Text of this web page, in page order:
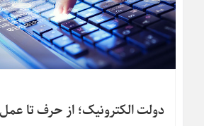
دولت الکترونیک؛ از حرف تا عمل